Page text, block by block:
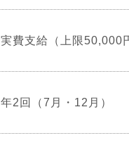
実費支給（上限50,000
年2回（7月・12月）